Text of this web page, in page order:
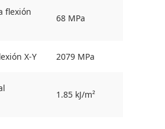
flexión
68 MPa
X-Y 2079 MPa
1.85 kJ/m²